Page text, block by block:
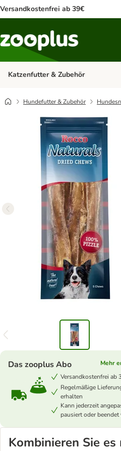
Versandkostenfrei ab 39€
Katzenfutter & Zubehör
Hundefutter & Zubehör
Das zooplus Abo
Mehr
Versandkostenfrei ab
Regelmäßige
erhalten
Kann jederzeit
pausiert oder beendet
Kombinieren Sie es